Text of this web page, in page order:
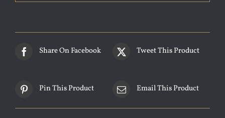
Share On Facebook Tweet This Product
Pin This Product Email This Product